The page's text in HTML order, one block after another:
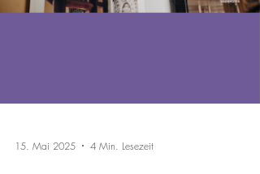
15. Mai 2025 4 Min. Lesezeit